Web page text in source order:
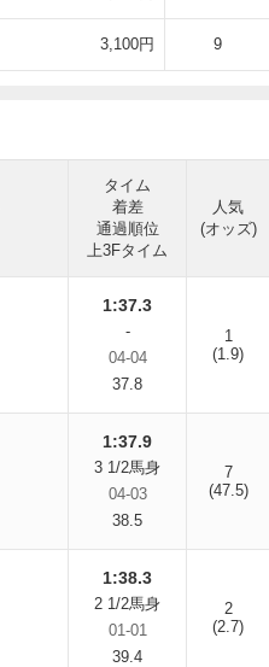
3,100円 9
タイム
着差
通過順位
上3Fタイム
人気
(オッズ)
1:37.3
-
04-04
37.8
1
(1.9)
1:37.9
3 1/2馬身
04-03
38.5
7
(47.5)
1:38.3
2 1/2馬身
01-01
39.4
2
(2.7)